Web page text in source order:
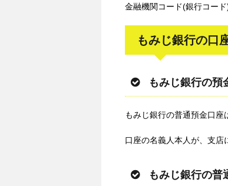
金融機関コード(銀行コー
もみじ銀行の口
もみじ銀行の預
もみじ銀行の普通預金口座
口座の名義人本人が、支店
もみじ銀行の普